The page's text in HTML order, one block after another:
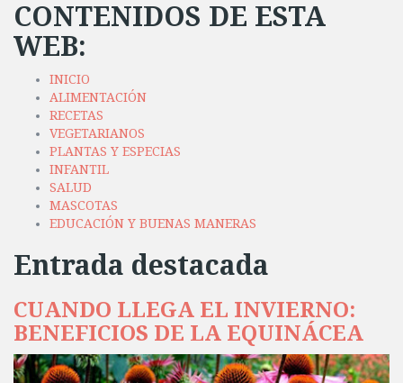
CONTENIDOS DE ESTA
WEB:
INICIO
ALIMENTACIÓN
RECETAS
VEGETARIANOS
PLANTAS Y ESPECIAS
INFANTIL
SALUD
MASCOTAS
EDUCACIÓN Y BUENAS MANERAS
Entrada destacada
CUANDO LLEGA EL INVIERNO:
BENEFICIOS DE LA EQUINÁCEA